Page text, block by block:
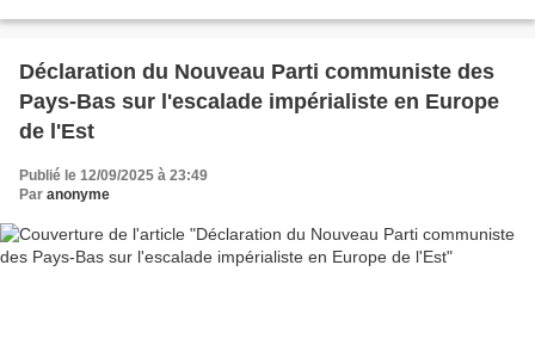
Déclaration du Nouveau Parti communiste des
Pays-Bas sur l'escalade impérialiste en Europe
de l'Est
Publié le 12/09/2025 à 23:49
Par anonyme